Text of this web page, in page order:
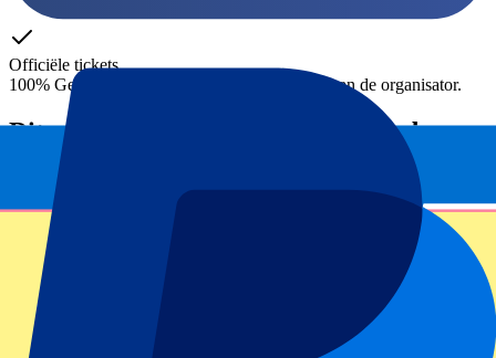
Officiële tickets
100% Gegarandeerde toegang – tickets direct van de organisator.
Dit evenement heeft al plaatsgevonden
Houd mij op de hoogte van alle updates, deals en meer!
Submit
Je informatie wordt in overeenstemming met ons
Privacy Policy
gebruikt.